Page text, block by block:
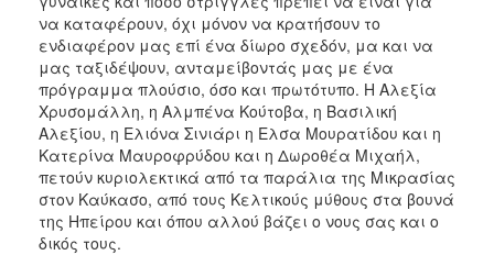
να καταφέρουν, όχι μόνον να κρατήσουν το
ενδιαφέρον μας επί ένα δίωρο σχεδόν, μα και να
μας ταξιδέψουν, ανταμείβοντάς μας με ένα
πρόγραμμα πλούσιο, όσο και πρωτότυπο. Η Αλεξία
Χρυσομάλλη, η Αλμπένα Κούτοβα, η Βασιλική
Αλεξίου, η Ελιόνα Σινιάρι η Ελσα Μουρατίδου και η
Κατερίνα Μαυροφρύδου και η Δωροθέα Μιχαήλ,
πετούν κυριολεκτικά από τα παράλια της Μικρασίας
στον Καύκασο, από τους Κελτικούς μύθους στα βουνά
της Ηπείρου και όπου αλλού βάζει ο νους σας και ο
δικός τους.